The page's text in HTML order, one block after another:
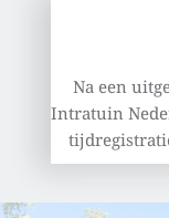
Na een
Intratuin